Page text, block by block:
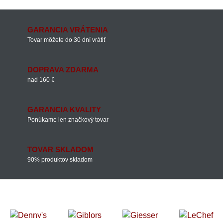
GARANCIA VRÁTENIA
Tovar môžete do 30 dní vrátiť
DOPRAVA ZDARMA
nad 160 €
GARANCIA KVALITY
Ponúkame len značkový tovar
TOVAR SKLADOM
90% produktov skladom